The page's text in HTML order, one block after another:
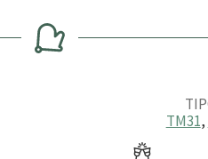
n
t
TM31,